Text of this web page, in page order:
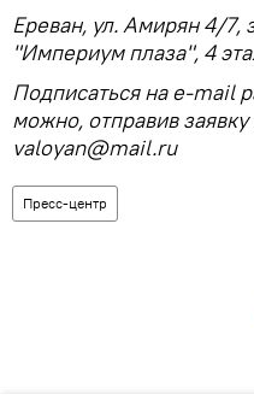
Ереван, ул. Амирян 4/7,
"Империум плаза", 4
Подписаться на e-mail
можно, отправив
valoyan@mail.ru
Пресс-центр